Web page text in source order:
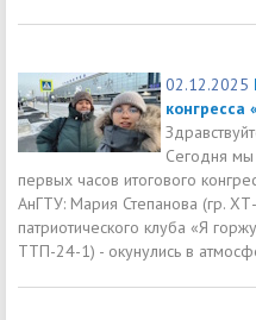
02.12.2025
конгресса
Сегодня мы
первых часов итогового
АнГТУ: Мария Степанова (гр.
патриотического клуба «Я
ТТП-24-1) - окунулись в